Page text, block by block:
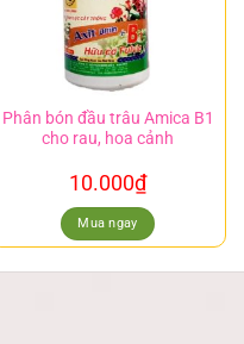
Phân bón đầu trâu Amica B1
cho rau, hoa cảnh
10.000₫
Mua ngay